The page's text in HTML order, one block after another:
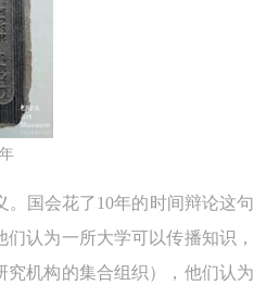
。国会花了10年的时间辩论这句
认为一所大学可以传播知识，
机构的集合组织），他们认为